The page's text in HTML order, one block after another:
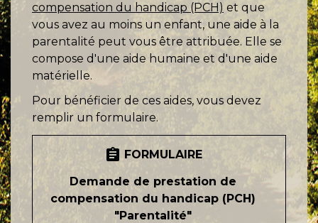
compensation du handicap (PCH) et que
vous avez au moins un enfant, une aide à la
parentalité peut vous être attribuée. Elle se
compose d'une aide humaine et d'une aide
matérielle.
Pour bénéficier de ces aides, vous devez
remplir un formulaire.
assignment FORMULAIRE
Demande de prestation de
compensation du handicap (PCH)
"Parentalité"